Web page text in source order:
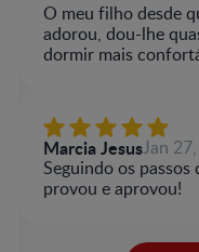
O meu filho desde
adorou, dou-lhe
dormir mais
Marcia JesusJan
Seguindo os passos
provou e aprovou!